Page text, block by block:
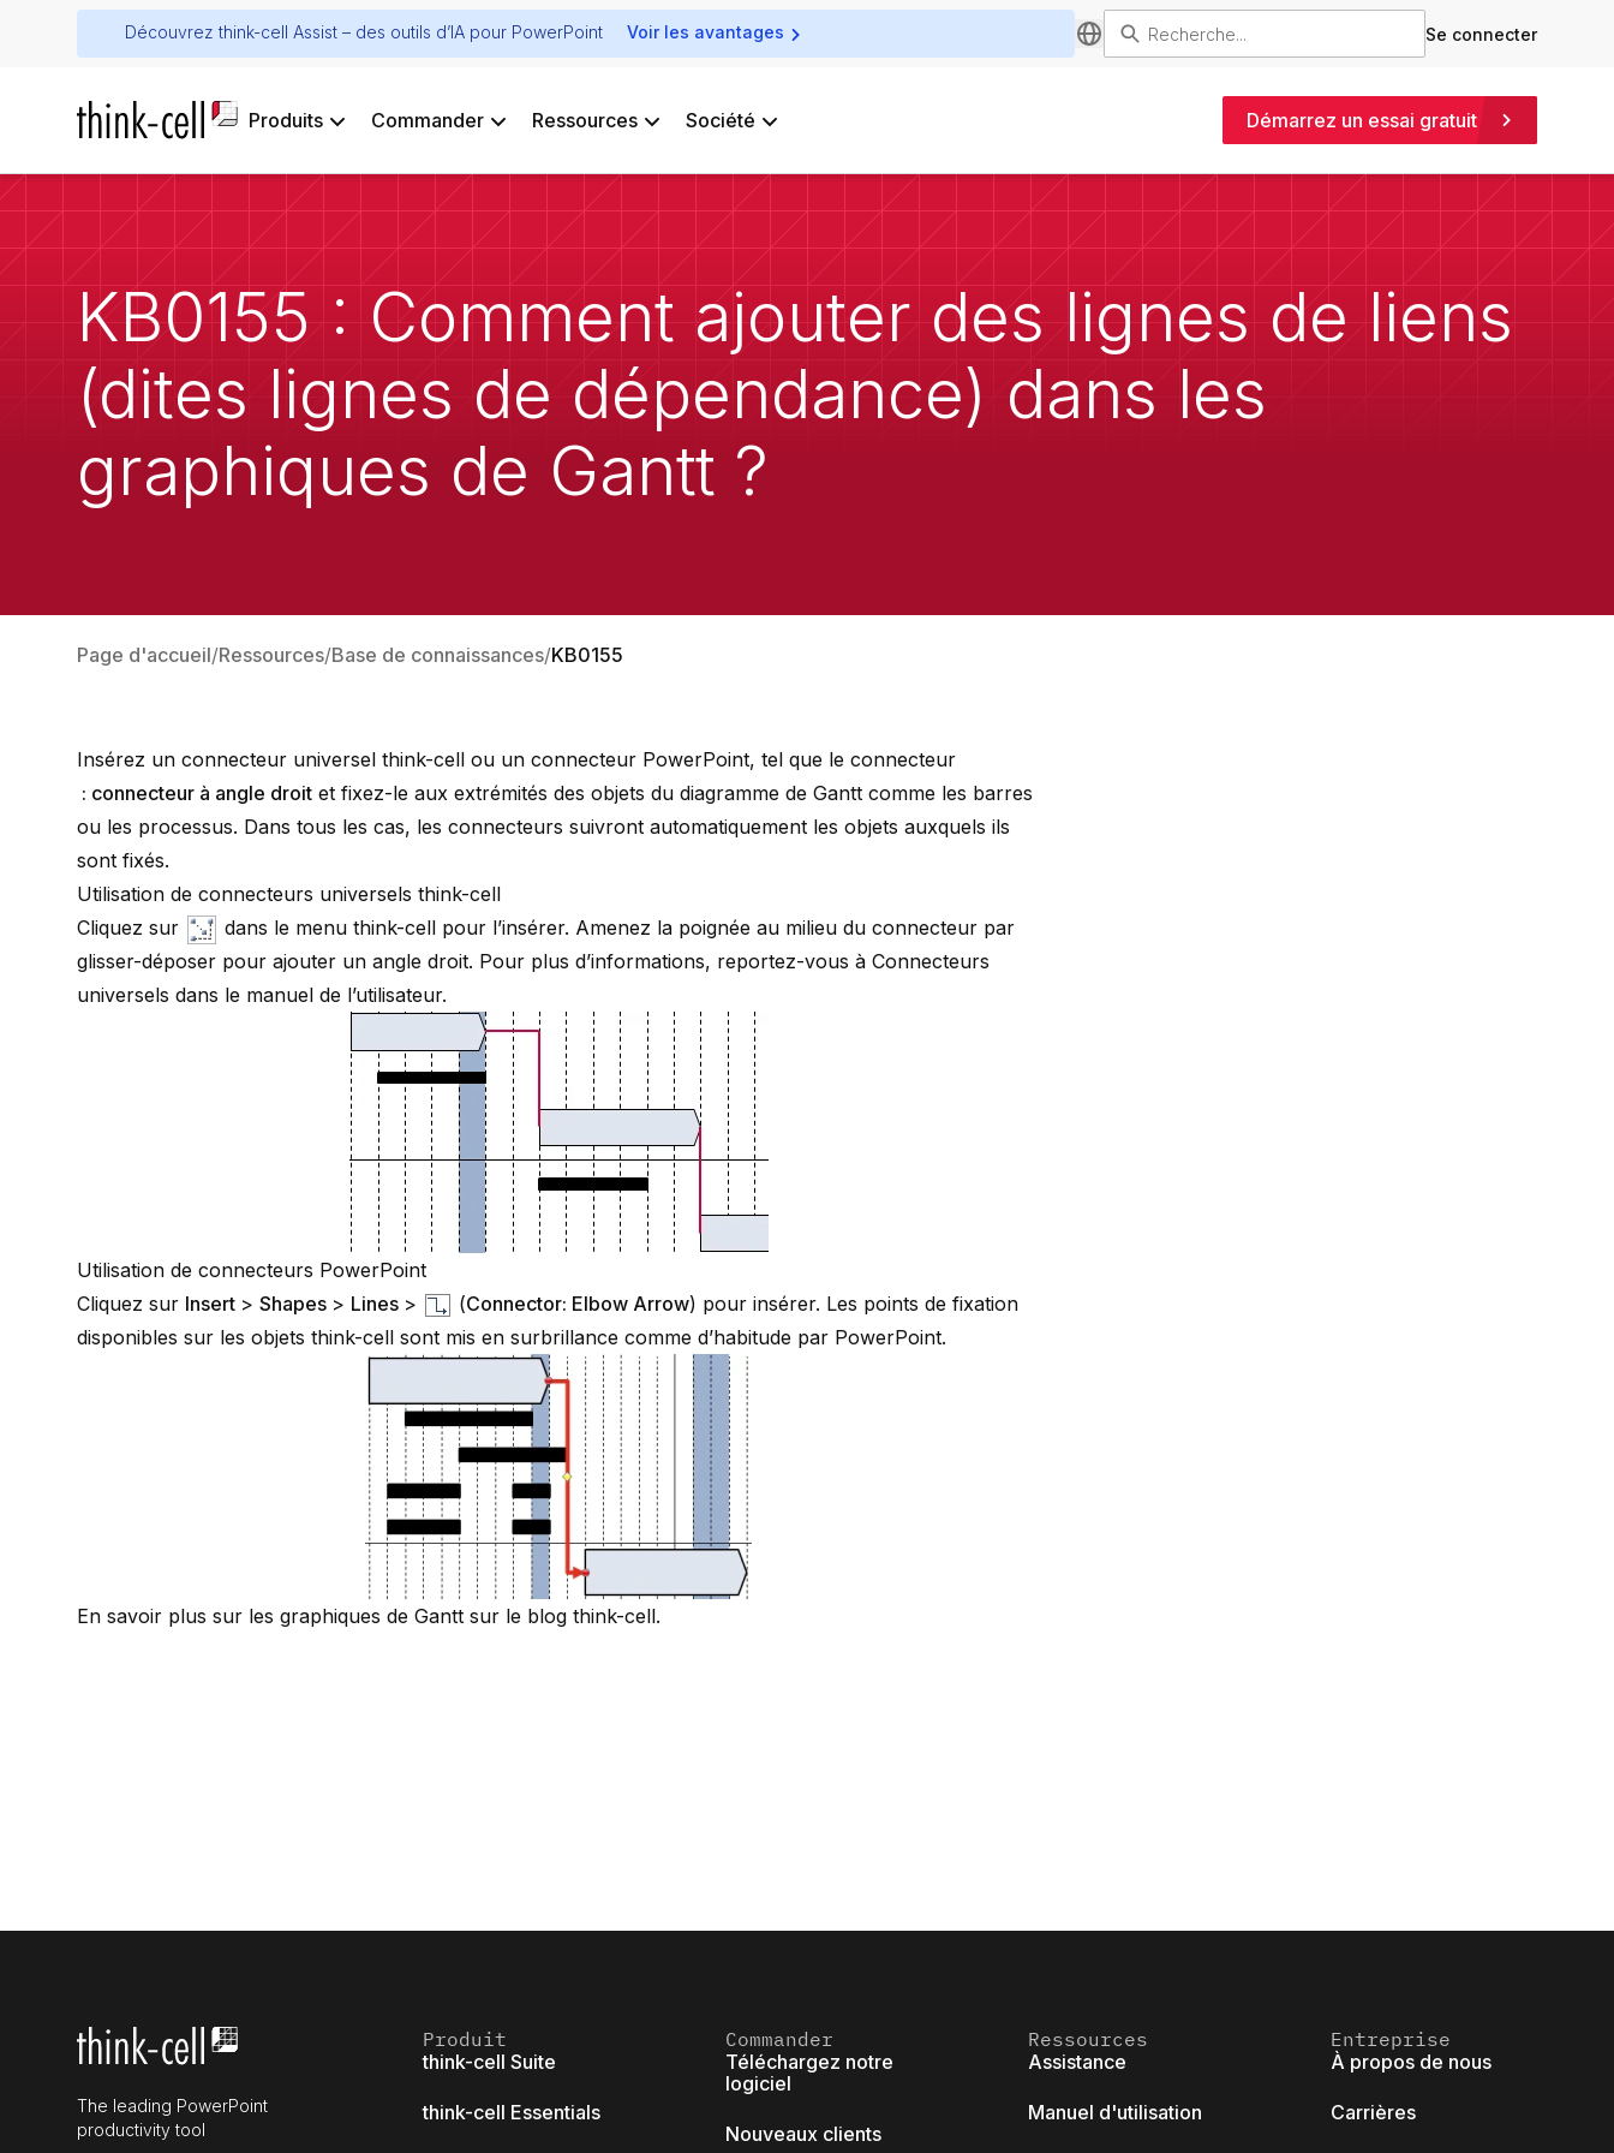
Découvrez think-cell Assist – des outils d’IA pour PowerPoint Voir les avantages Se connecter
Produits Commander Ressources Société Démarrez un essai gratuit
KB0155 : Comment ajouter des lignes de liens
(dites lignes de dépendance) dans les
graphiques de Gantt ?
Page d'accueil Ressources Base de connaissances KB0155
Insérez un connecteur universel think-cell ou un connecteur PowerPoint, tel que le connecteur
: connecteur à angle droit et fixez-le aux extrémités des objets du diagramme de Gantt comme les barres
ou les processus. Dans tous les cas, les connecteurs suivront automatiquement les objets auxquels ils
sont fixés.
Utilisation de connecteurs universels think-cell
Cliquez sur
dans le menu think-cell pour l’insérer. Amenez la poignée au milieu du connecteur par
glisser-déposer pour ajouter un angle droit. Pour plus d’informations, reportez-vous à Connecteurs
universels dans le manuel de l’utilisateur.
Utilisation de connecteurs PowerPoint
Cliquez sur Insert > Shapes > Lines > (Connector: Elbow Arrow) pour insérer. Les points de fixation
disponibles sur les objets think-cell sont mis en surbrillance comme d’habitude par PowerPoint.
En savoir plus sur les graphiques de Gantt sur le blog think-cell.
The leading PowerPoint
productivity tool
Produit
think-cell Suite
think-cell Essentials
Commander
Téléchargez notre
logiciel
Nouveaux clients
Ressources
Assistance
Manuel d'utilisation
Entreprise
À propos de nous
Carrières